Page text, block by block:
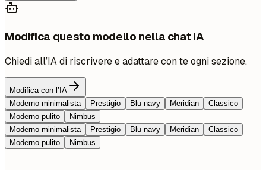
Modifica questo modello nella chat IA
Chiedi all’IA di riscrivere e adattare con te ogni sezione.
Modifica con l’IA
Moderno minimalista
Prestigio Blu navy Meridian
Classico
Moderno pulito
Nimbus
Moderno minimalista
Prestigio Blu navy Meridian
Classico
Moderno pulito
Nimbus